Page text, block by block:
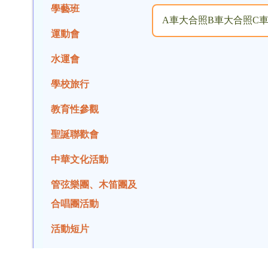
學藝班
運動會
水運會
學校旅行
教育性參觀
聖誕聯歡會
中華文化活動
管弦樂團、木笛團及
合唱團活動
活動短片
A車大合照B車大合照C